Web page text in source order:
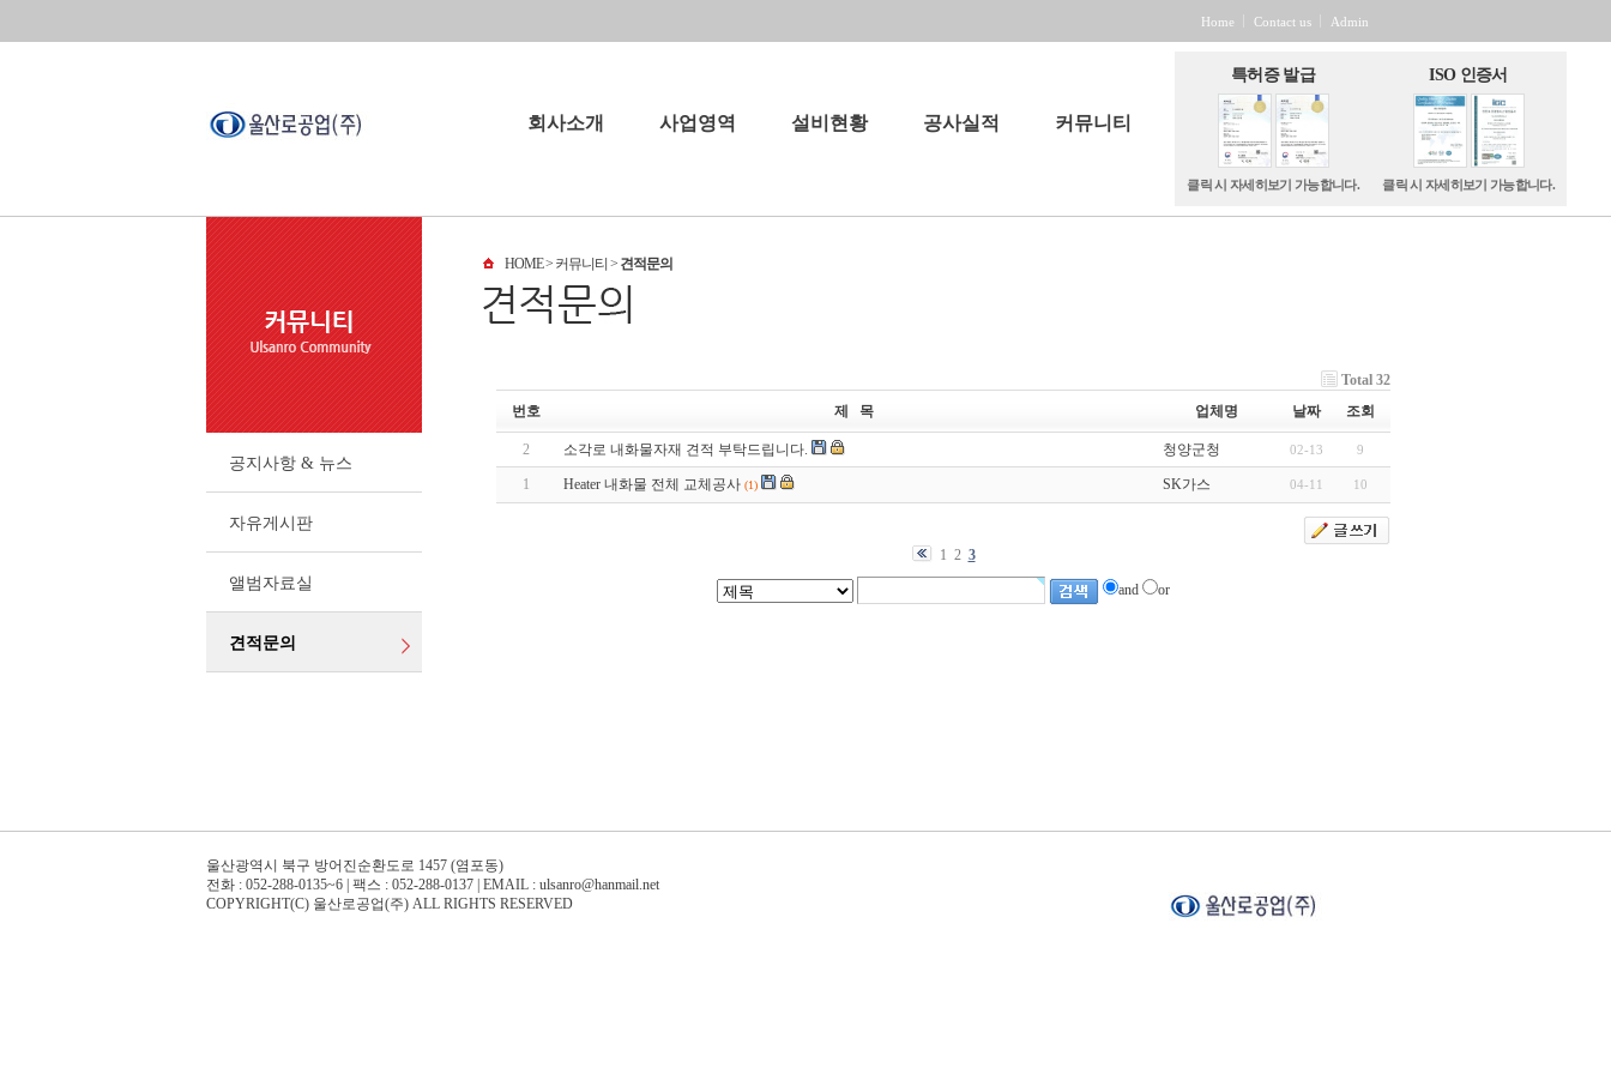
Home Contact us Admin
회사소개 사업영역 설비현황 공사실적 커뮤니티
특허증 발급
클릭 시 자세히보기 가능합니다.
ISO 인증서
클릭 시 자세히보기 가능합니다.
오시는길
공지사항 & 뉴스
자유게시판
앨범자료실
견적문의
HOME> 커뮤니티 > 견적문의
Total 32
번호
제 목 업체명 날짜 조회
2 소각로 내화물자재 견적 부탁드립니다. 청양군청 02-13 9
1 Heater 내화물 전체 교체공사 (1) SK가스 04-11 10
1 2 3
and or
울산광역시 북구 방어진순환도로 1457 (염포동)
전화 : 052-288-0135~6 | 팩스 : 052-288-0137 | EMAIL : ulsanro@hanmail.net
COPYRIGHT(C) 울산로공업(주) ALL RIGHTS RESERVED